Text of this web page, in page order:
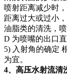
喷射距离减少时
距离过大或过小
油脂类的清洗，
D 为喷嘴的出口直
5) 入射角的确定
为宜。
4、高压水射流清